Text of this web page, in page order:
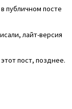
публичном посте
лайт-версия
пост, позднее.